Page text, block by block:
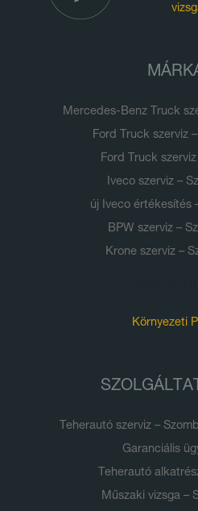
Mercedes-Benz Truck
Ford Truck szerviz
Ford Truck
Iveco szerviz –
új Iveco értékesítés
BPW szerviz –
Krone szerviz –
Környezeti
Teherautó szerviz –
Garanciális
Teherautó
Műszaki vizsga –